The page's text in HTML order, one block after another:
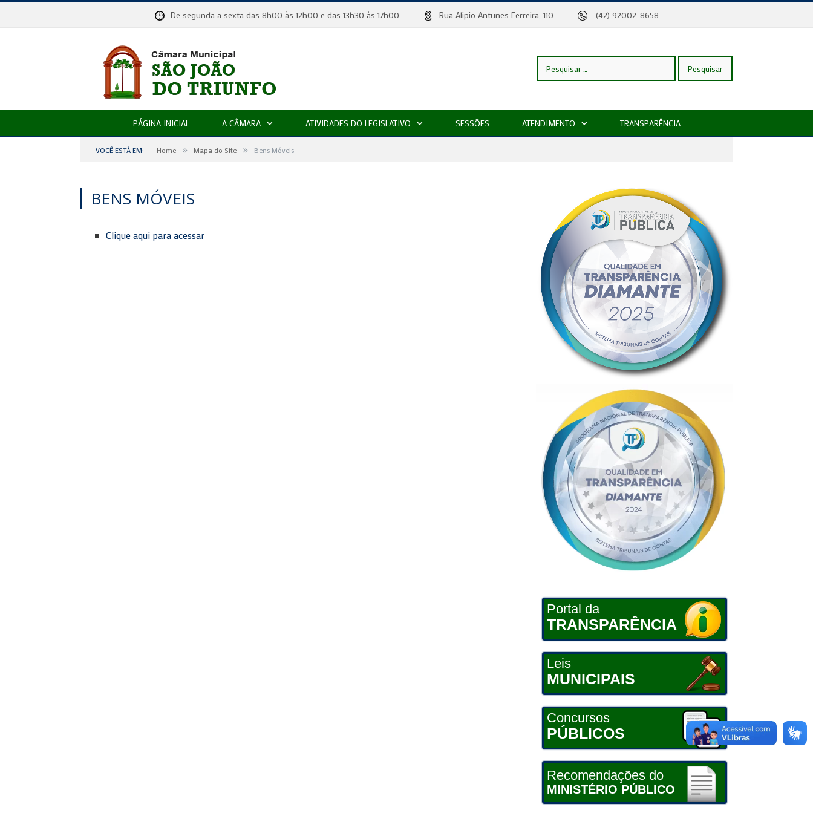
De segunda a sexta das 8h00 às 12h00 e das 13h30 às 17h00 Rua Alipio Antunes Ferreira, 110 (42) 92002-8658
Pesquisar
PÁGINA INICIAL A CÂMARA ATIVIDADES DO LEGISLATIVO SESSÕES ATENDIMENTO TRANSPARÊNCIA
VOCÊ ESTÁ EM: Home » Mapa do Site » Bens Móveis
BENS MÓVEIS
Clique aqui para acessar
Portal da
TRANSPARÊNCIA
Leis
MUNICIPAIS
Concursos
PÚBLICOS
Recomendações do
MINISTÉRIO PÚBLICO